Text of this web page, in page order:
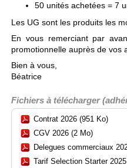
50 unités achetées = 7
Les UG sont les produits les
En vous remerciant par
promotionnelle auprès de vos
Bien à vous,
Béatrice
Fichiers à télécharger
Contrat 2026 (951 Ko)
CGV 2026 (2 Mo)
Delegues commerciaux
Tarif Selection Starter